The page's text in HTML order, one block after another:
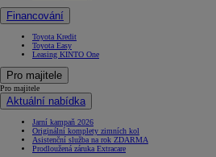
Financování
Toyota Kredit
Toyota Easy
Leasing KINTO One
Pro majitele
Pro majitele
Aktuální nabídka
Jarní kampaň 2026
Originální komplety zimních kol
Asistenční služba na rok ZDARMA
Prodloužená záruka Extracare